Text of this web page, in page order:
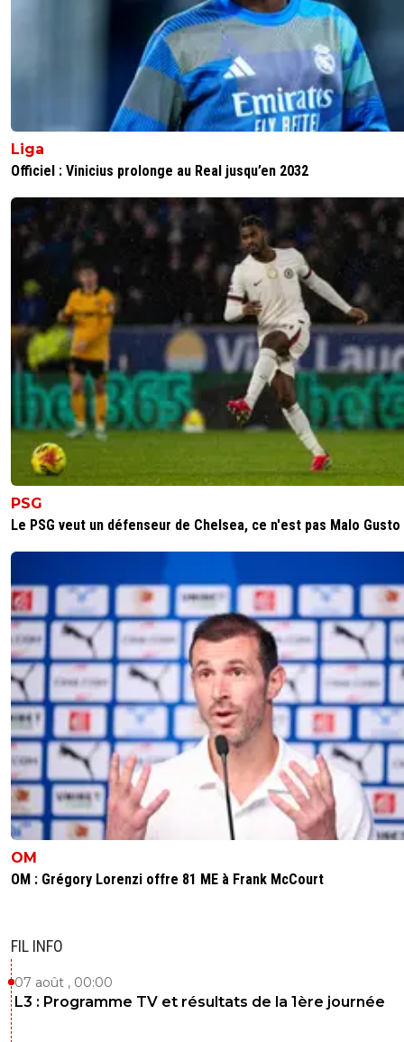
Liga
Officiel : Vinicius prolonge au Real jusqu’en 2032
PSG
Le PSG veut un défenseur de Chelsea, ce n'est pas Malo Gusto
OM
OM : Grégory Lorenzi offre 81 ME à Frank McCourt
FIL INFO
07 août , 00:00
L3 : Programme TV et résultats de la 1ère journée